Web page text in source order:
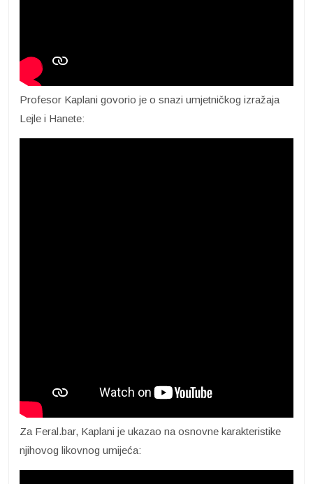
Profesor Kaplani govorio je o snazi umjetničkog izražaja
Lejle i Hanete:
Za Feral.bar, Kaplani je ukazao na osnovne karakteristike
njihovog likovnog umijeća: